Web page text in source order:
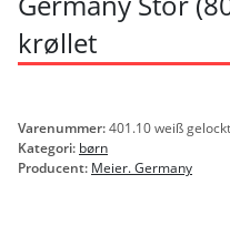
krøllet
Varenummer:401.10 weiß gelockt
Kategori: børn
Producent: Meier. Germany